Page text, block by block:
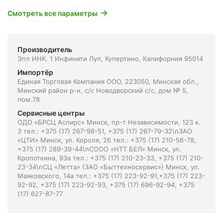
Смотреть все параметры
Производитель
Эпл ИНК. 1 Инфинити Луп, Купертино, Калифорния 95014
Импортёр
Единая Торговая Компания ООО, 223050, Минская обл.,
Минский район р-н, с/с Новодворский с/с, дом № 5,
пом.78
Сервисные центры
ОДО «БРСЦ Аспирс» Минск, пр-т Независимости, 123 к.
3 тел.: +375 (17) 267-98-51, +375 (17) 267-79-32\nЗАО
«ЦТИ» Минск, ул. Короля, 26 тел.: +375 (17) 210-56-78,
+375 (17) 289-39-44\nСООО «НТТ БЕЛ» Минск, ул.
Кропоткина, 93а тел.: +375 (17) 210-23-33, +375 (17) 210-
23-34\nСЦ «Летта» (ЗАО «Быттехносервис») Минск, ул.
Маяковского, 14а тел.: +375 (17) 223-92-91,+375 (17) 223-
92-92, +375 (17) 223-92-93, +375 (17) 696-92-94, +375
(17) 627-87-77